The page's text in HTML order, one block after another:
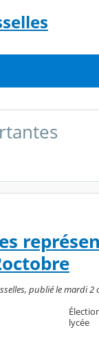
publié le mardi
lycée